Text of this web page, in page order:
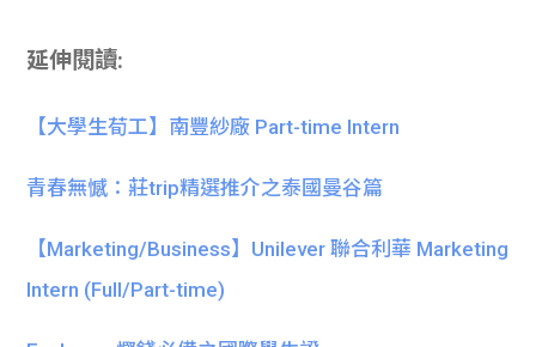
延伸閱讀:
【大學生荀工】南豐紗廠 Part-time Intern
青春無憾：莊trip精選推介之泰國曼谷篇
【Marketing/Business】Unilever 聯合利華 Marketing
Intern (Full/Part-time)